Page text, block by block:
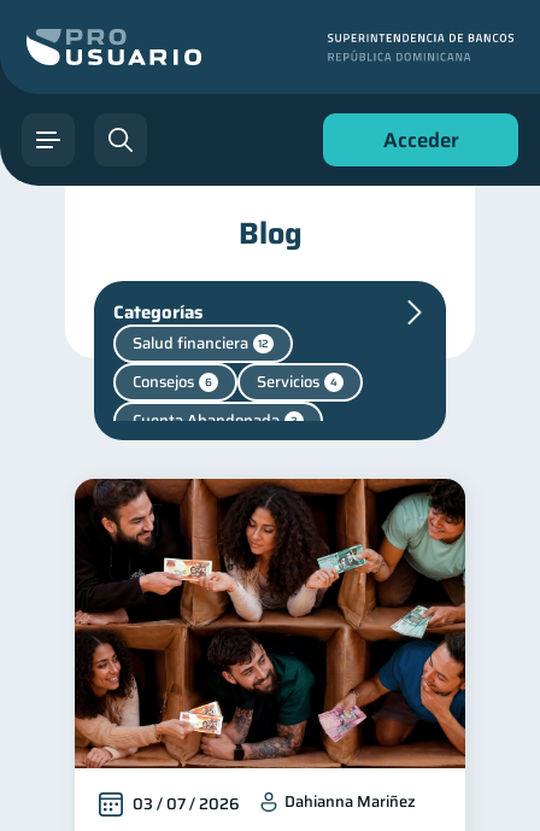
Acceder
Blog
Categorías
Salud financiera 12
Consejos 6 Servicios 4
Cuenta Abandonada 2
Finanzas personales 44
Manejo de deudas 31
Educación financiera 31
Finanzas para jóvenes 30
Control de deudas 30
Finanzas familiares 25
Inclusión financiera 22
Bienestar financiero 22
Finanzas para mujeres 20
03 / 07 / 2026 Dahianna Mariñez